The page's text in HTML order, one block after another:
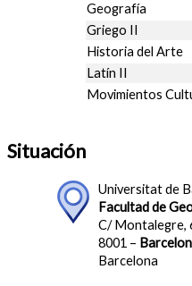
Geografía
Griego II
Historia del Arte
Latín II
Movimientos
Situación
Universitat de
Facultad de
C/ Montalegre,
8001 –
Barcelona